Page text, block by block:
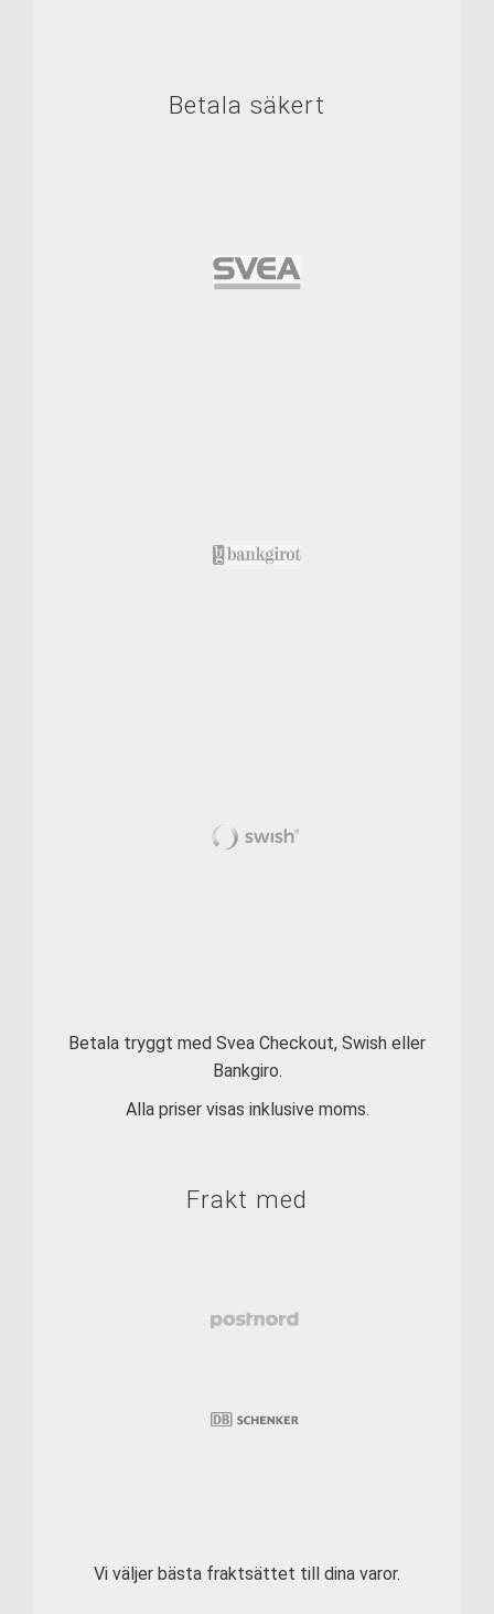
Betala säkert
Betala tryggt med Svea Checkout, Swish eller
Bankgiro.
Alla priser visas inklusive moms.
Frakt med
Vi väljer bästa fraktsättet till dina varor.